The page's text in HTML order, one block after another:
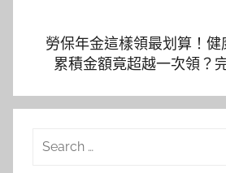
勞保年金這樣領最划算！健
累積金額竟超越一次領？
Search